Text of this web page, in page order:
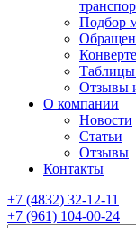
Подбор
Отзывы
О компании
Новости
Статьи
Отзывы
Контакты
+7 (4832) 32-12-11
+7 (961) 104-00-24